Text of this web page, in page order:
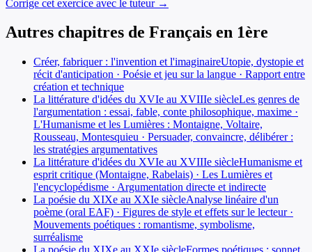
Corrige cet exercice avec le tuteur →
Autres chapitres de Français en 1ère
Créer, fabriquer : l'invention et l'imaginaireUtopie, dystopie et
récit d'anticipation · Poésie et jeu sur la langue · Rapport entre
création et technique
La littérature d'idées du XVIe au XVIIIe siècleLes genres de
l'argumentation : essai, fable, conte philosophique, maxime ·
L'Humanisme et les Lumières : Montaigne, Voltaire,
Rousseau, Montesquieu · Persuader, convaincre, délibérer :
les stratégies argumentatives
La littérature d'idées du XVIe au XVIIIe siècleHumanisme et
esprit critique (Montaigne, Rabelais) · Les Lumières et
l'encyclopédisme · Argumentation directe et indirecte
La poésie du XIXe au XXIe siècleAnalyse linéaire d'un
poème (oral EAF) · Figures de style et effets sur le lecteur ·
Mouvements poétiques : romantisme, symbolisme,
surréalisme